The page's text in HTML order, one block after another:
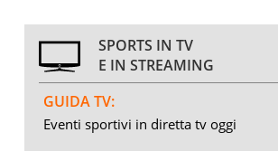
SPORTS IN TV
E IN STREAMING
GUIDA TV:
Eventi sportivi in diretta tv oggi